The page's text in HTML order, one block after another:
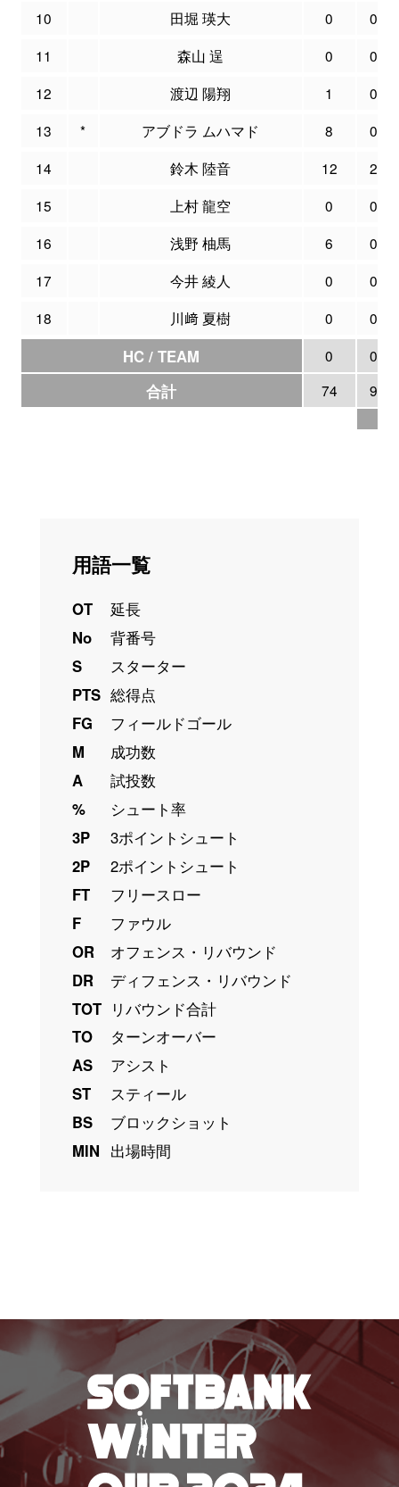
10 田堀 瑛大 0
0
11
森山 逞 0
0
12
渡辺 陽翔 1
0
13
* アブドラ ムハマド 8
0
14
鈴木 陸音 12
2
15
上村 龍空 0
0
16
浅野 柚馬 6
0
17
今井 綾人 0
0
18
川﨑 夏樹 0 0
HC / TEAM 0 0
合計 74 9
用語一覧
OT
延長
No
背番号
S
スターター
PTS 総得点
FG
フィールドゴール
M
成功数
A
試投数
%
シュート率
3P
3ポイントシュート
2P
2ポイントシュート
FT
フリースロー
F
ファウル
OR
オフェンス・リバウンド
DR
ディフェンス・リバウンド
TOT リバウンド合計
TO
ターンオーバー
AS
アシスト
ST
スティール
BS
ブロックショット
MIN 出場時間